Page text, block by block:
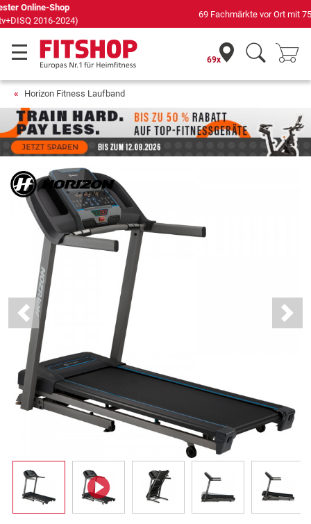
69 Fachmärkte vor Ort mit 75 eigenen Servicetechnikern
69x
Horizon Fitness Laufband
Previous Next